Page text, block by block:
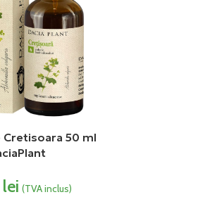
50 ml
lei (TVA inclus)